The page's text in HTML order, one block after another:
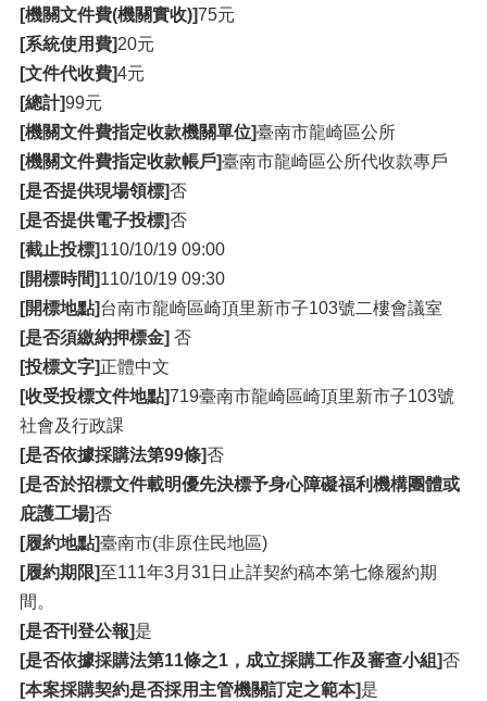
[機關文件費(機關實收)]75元
[系統使用費]20元
[文件代收費]4元
[總計]99元
[機關文件費指定收款機關單位]臺南市龍崎區公所
[機關文件費指定收款帳戶]臺南市龍崎區公所代收款專戶
[是否提供現場領標]否
[是否提供電子投標]否
[截止投標]110/10/19 09:00
[開標時間]110/10/19 09:30
[開標地點]台南市龍崎區崎頂里新市子103號二樓會議室
[是否須繳納押標金] 否
[投標文字]正體中文
[收受投標文件地點]719臺南市龍崎區崎頂里新市子103號
社會及行政課
[是否依據採購法第99條]否
[是否於招標文件載明優先決標予身心障礙福利機構團體或
庇護工場]否
[履約地點]臺南市(非原住民地區)
[履約期限]至111年3月31日止詳契約稿本第七條履約期
間。
[是否刊登公報]是
[是否依據採購法第11條之1，成立採購工作及審查小組]否
[本案採購契約是否採用主管機關訂定之範本]是